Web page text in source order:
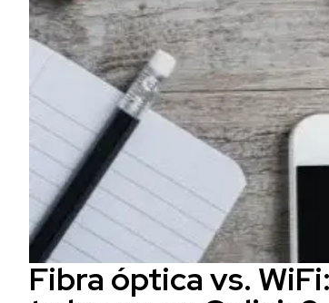
Fibra óptica vs.